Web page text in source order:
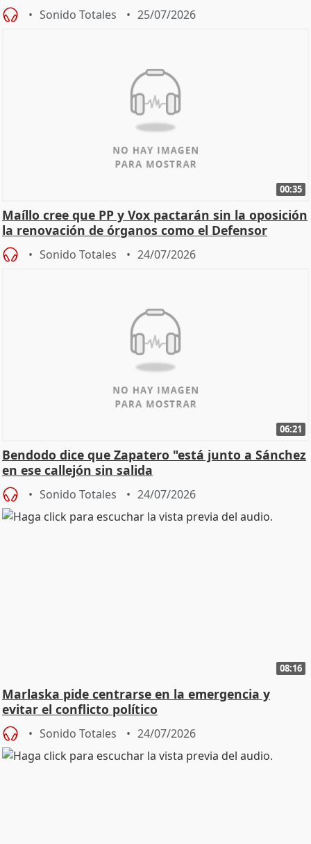
Sonido Totales 25/07/2026
00:35
Maíllo cree que PP y Vox pactarán sin la oposición
la renovación de órganos como el Defensor
Sonido Totales 24/07/2026
06:21
Bendodo dice que Zapatero "está junto a Sánchez
en ese callejón sin salida
Sonido Totales 24/07/2026
08:16
Marlaska pide centrarse en la emergencia y
evitar el conflicto político
Sonido Totales 24/07/2026